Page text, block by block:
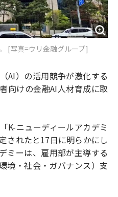
[写真=ウリ金融グループ]
AI）の活用競争が激化する
向けの金融AI人材育成に取
K-ニューディールアカデミ
されたと17日に明らかにし
ミーは、雇用部が主導する
境・社会・ガバナンス）支